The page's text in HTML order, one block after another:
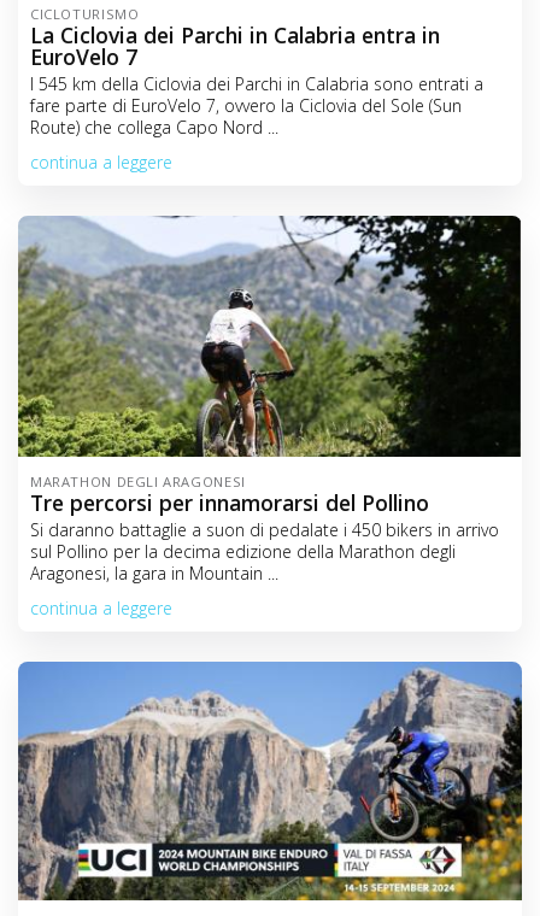
CICLOTURISMO
La Ciclovia dei Parchi in Calabria entra in
EuroVelo 7
I 545 km della Ciclovia dei Parchi in Calabria sono entrati a
fare parte di EuroVelo 7, ovvero la Ciclovia del Sole (Sun
Route) che collega Capo Nord ...
continua a leggere
MARATHON DEGLI ARAGONESI
Tre percorsi per innamorarsi del Pollino
Si daranno battaglie a suon di pedalate i 450 bikers in arrivo
sul Pollino per la decima edizione della Marathon degli
Aragonesi, la gara in Mountain ...
continua a leggere